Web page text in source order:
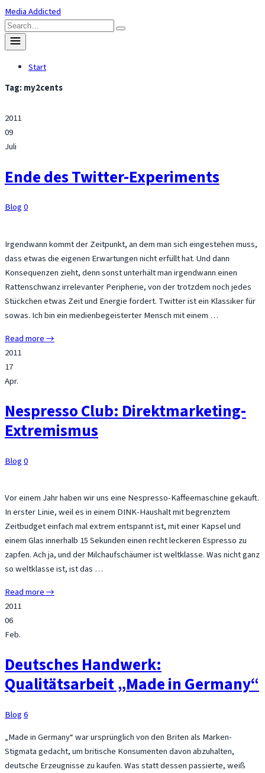
Skip
to
content
Media Addicted
Search
for:
Toggle
menu
Start
Tag:my2cents
2011
09
Juli
Ende des Twitter-Experiments
Blog0
Irgendwann kommt der Zeitpunkt, an dem man sich eingestehen muss,
dass etwas die eigenen Erwartungen nicht erfüllt hat. Und dann
Konsequenzen zieht, denn sonst unterhält man irgendwann einen
Rattenschwanz irrelevanter Peripherie, von der trotzdem noch jedes
Stückchen etwas Zeit und Energie fordert. Twitter ist ein Klassiker für
sowas. Ich bin ein medienbegeisterter Mensch mit einem …
Read more →
2011
17
Apr.
Nespresso Club: Direktmarketing-
Extremismus
Blog0
Vor einem Jahr haben wir uns eine Nespresso-Kaffeemaschine gekauft.
In erster Linie, weil es in einem DINK-Haushalt mit begrenztem
Zeitbudget einfach mal extrem entspannt ist, mit einer Kapsel und
einem Glas innerhalb 15 Sekunden einen recht leckeren Espresso zu
zapfen. Ach ja, und der Milchaufschäumer ist weltklasse. Was nicht ganz
so weltklasse ist, ist das …
Read more →
2011
06
Feb.
Deutsches Handwerk:
Qualitätsarbeit „Made in Germany“
Blog6
„Made in Germany“ war ursprünglich von den Briten als Marken-
Stigmata gedacht, um britische Konsumenten davon abzuhalten,
deutsche Erzeugnisse zu kaufen. Was statt dessen passierte, weiß